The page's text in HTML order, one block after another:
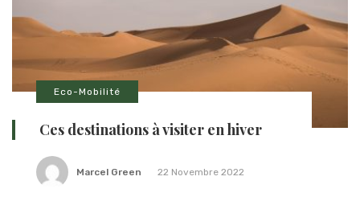
Eco-Mobilité
Ces destinations à visiter en hiver
Marcel Green 22 Novembre 2022